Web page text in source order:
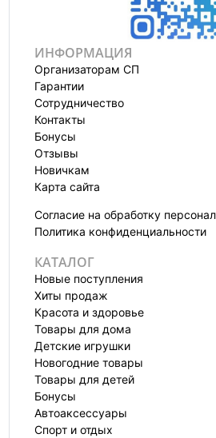
ИНФОРМАЦИЯ
Организаторам СП
Гарантии
Сотрудничество
Контакты
Бонусы
Отзывы
Новичкам
Карта сайта
Согласие на обработку
Политика конфиденциальности
КАТАЛОГ
Новые поступления
Хиты продаж
Красота и здоровье
Товары для дома
Детские игрушки
Новогодние товары
Товары для детей
Бонусы
Автоаксессуары
Спорт и отдых